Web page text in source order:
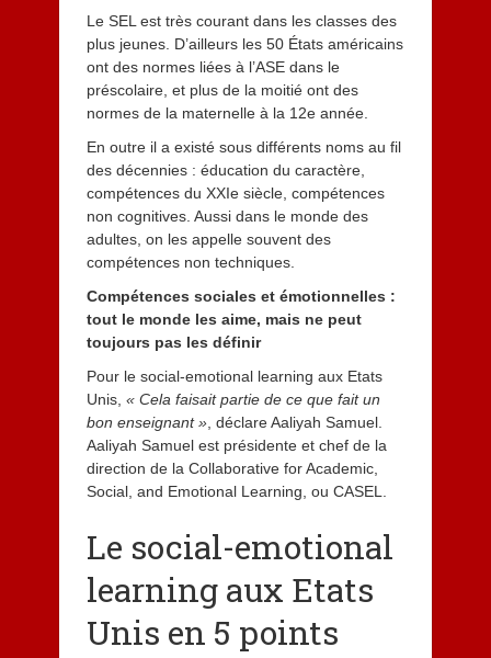
Le SEL est très courant dans les classes des
plus jeunes. D’ailleurs les 50 États américains
ont des normes liées à l’ASE dans le
préscolaire, et plus de la moitié ont des
normes de la maternelle à la 12e année.
En outre il a existé sous différents noms au fil
des décennies : éducation du caractère,
compétences du XXIe siècle, compétences
non cognitives. Aussi dans le monde des
adultes, on les appelle souvent des
compétences non techniques.
Compétences sociales et émotionnelles :
tout le monde les aime, mais ne peut
toujours pas les définir
Pour le social-emotional learning aux Etats
Unis, « Cela faisait partie de ce que fait un
bon enseignant », déclare Aaliyah Samuel.
Aaliyah Samuel est présidente et chef de la
direction de la Collaborative for Academic,
Social, and Emotional Learning, ou CASEL.
Le social-emotional
learning aux Etats
Unis en 5 points